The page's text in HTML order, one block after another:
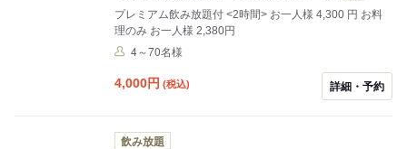
プレミアム飲み放題付 <2時間> お一人様 4,300 円 お料
理のみ お一人様 2,380円
4～70名様
4,000円 (税込) 詳細・予約
飲み放題